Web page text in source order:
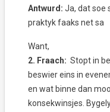
Antwurd: Ja, dat soe
praktyk faaks net sa
Want,
2. Fraach: Stopt in
beswier eins in
en wat binne dan
konsekwinsjes.